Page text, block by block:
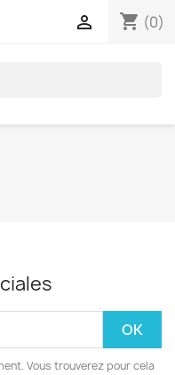
shopping_cart (0)

Vous trouverez pour cela